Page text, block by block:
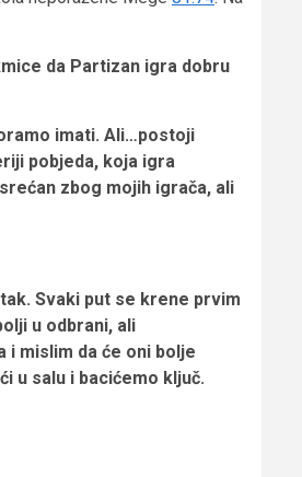
da Partizan igra dobru
imati. Ali…postoji
pobjeda, koja igra
zbog mojih igrača, ali
Svaki put se krene prvim
u odbrani, ali
i mislim da će oni bolje
u salu i bacićemo ključ.